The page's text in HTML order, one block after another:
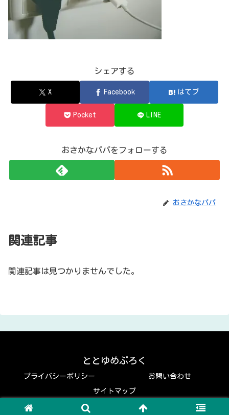
シェアする
X Facebook はてブ
Pocket LINE
おさかなパパをフォローする
おさかなパパ
関連記事
関連記事は見つかりませんでした。
ととゆめぶろく
プライバシーポリシー お問い合わせ
サイトマップ
© 2019 ととゆめぶろく.